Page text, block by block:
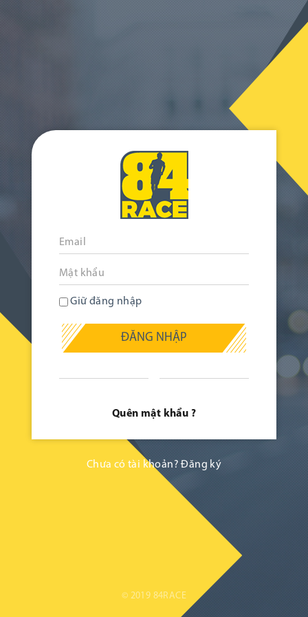
Giữ đăng nhập
ĐĂNG NHẬP
Quên mật khẩu ?
Chưa có tài khoản?Đăng ký
© 2019 84RACE